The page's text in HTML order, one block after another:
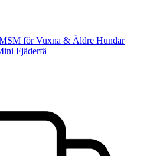
för Vuxna & Äldre Hundar
Fjäderfä